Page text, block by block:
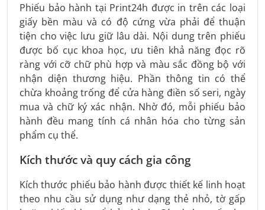
Phiếu bảo hành tại Print24h được in trên các loại
giấy bền màu và có độ cứng vừa phải để thuận
tiện cho việc lưu giữ lâu dài. Nội dung trên phiếu
được bố cục khoa học, ưu tiên khả năng đọc rõ
ràng với cỡ chữ phù hợp và màu sắc đồng bộ với
nhận diện thương hiệu. Phần thông tin có thể
chừa khoảng trống để cửa hàng điền số seri, ngày
mua và chữ ký xác nhận. Nhờ đó, mỗi phiếu bảo
hành đều mang tính cá nhân hóa cho từng sản
phẩm cụ thể.
Kích thước và quy cách gia công
Kích thước phiếu bảo hành được thiết kế linh hoạt
theo nhu cầu sử dụng như dạng thẻ nhỏ, tờ gấp